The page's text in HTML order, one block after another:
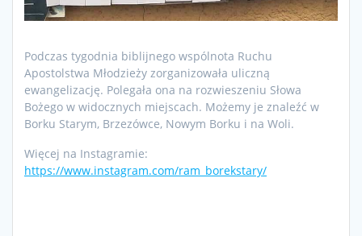
Podczas tygodnia biblijnego wspólnota Ruchu
Apostolstwa Młodzieży zorganizowała uliczną
ewangelizację. Polegała ona na rozwieszeniu Słowa
Bożego w widocznych miejscach. Możemy je znaleźć w
Borku Starym, Brzezówce, Nowym Borku i na Woli.
Więcej na Instagramie:
https://www.instagram.com/ram_borekstary/